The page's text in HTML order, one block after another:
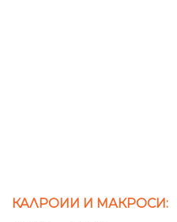
КАЛРОИИ И МАКРОСИ: